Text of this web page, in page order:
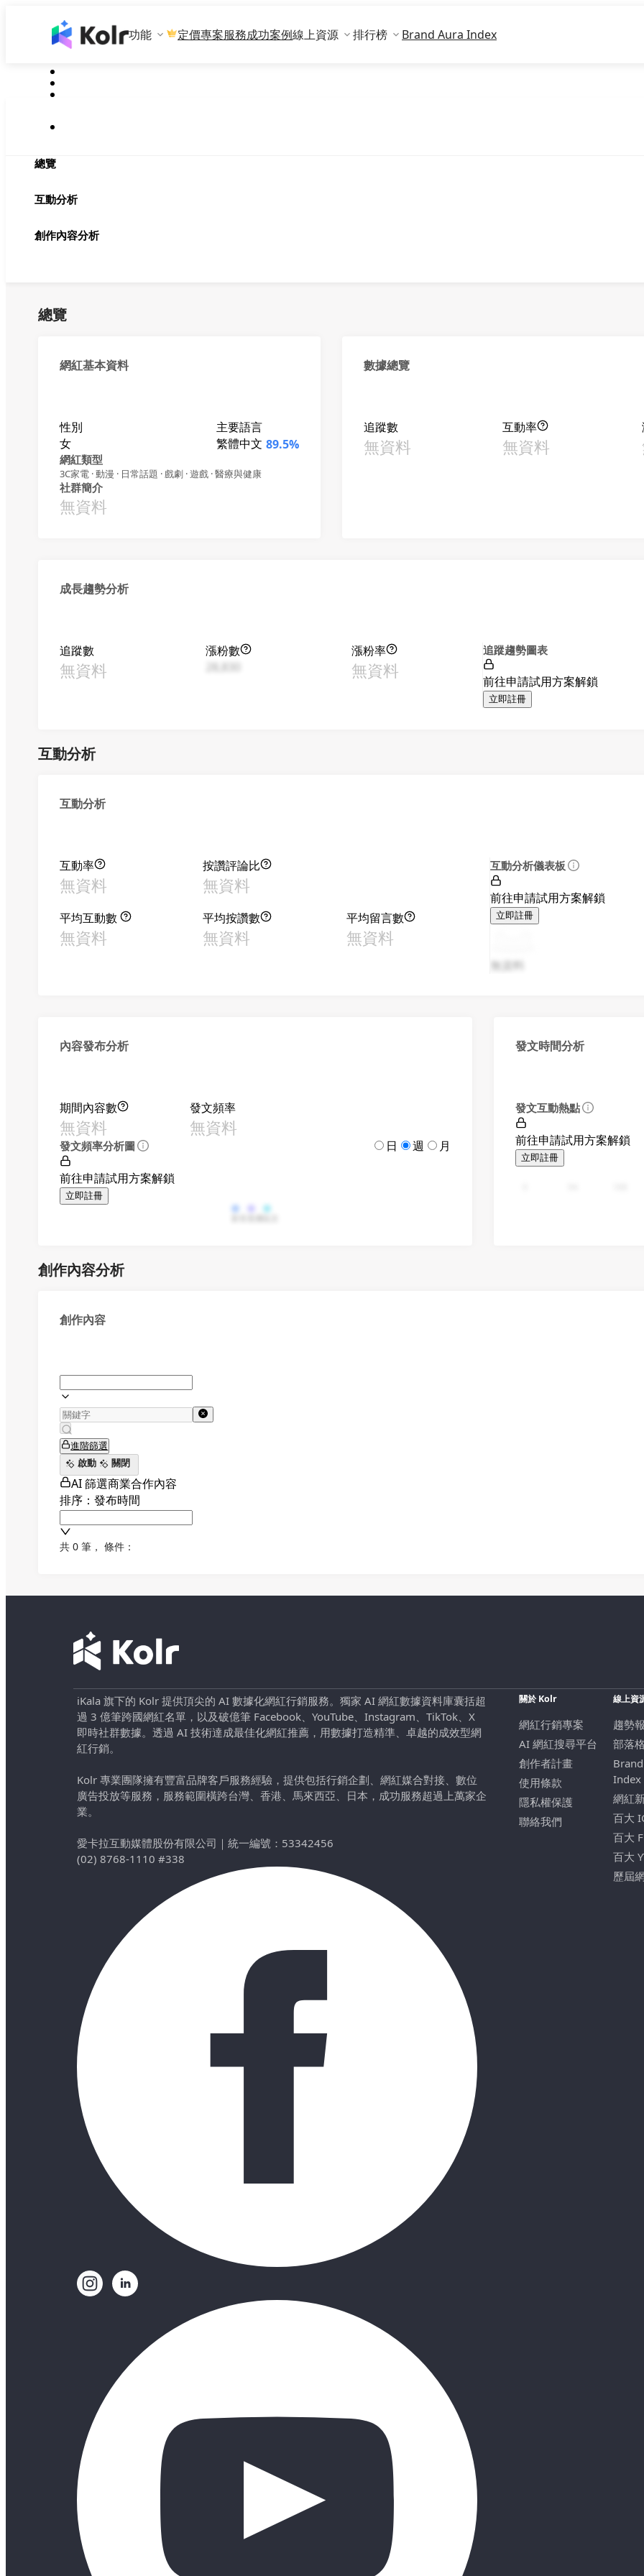
功能 定價專案服務成功案例線上資源 排行榜 Brand Aura Index
總覽
互動分析
創作內容分析
總覽
網紅基本資料
性別
女
主要語言
繁體中文 89.5%
網紅類型
3C家電 · 動漫 · 日常話題 · 戲劇 · 遊戲 · 醫療與健康
社群簡介
無資料
數據總覽
追蹤數
無資料
互動率
無資料
成長趨勢分析
追蹤數
無資料
漲粉數
漲粉率
無資料
追蹤趨勢圖表
前往申請試用方案解鎖
立即註冊
互動分析
互動分析
互動率
無資料
按讚評論比
無資料
平均互動數
無資料
平均按讚數
無資料
平均留言數
無資料
互動分析儀表板
前往申請試用方案解鎖
立即註冊
無資料
內容發布分析
期間內容數
無資料
發文頻率
無資料
發文頻率分析圖 日 週 月
前往申請試用方案解鎖
立即註冊
發文時間分析
發文互動熱點
前往申請試用方案解鎖
立即註冊
創作內容分析
創作內容
進階篩選
啟動
關閉
AI 篩選商業合作內容
排序：發布時間
共 0 筆 ， 條件：
iKala 旗下的 Kolr 提供頂尖的 AI 數據化網紅行銷服務。獨家 AI 網紅數據資料庫囊括超
過 3 億筆跨國網紅名單，以及破億筆 Facebook、YouTube、Instagram、TikTok、X
即時社群數據。透過 AI 技術達成最佳化網紅推薦，用數據打造精準、卓越的成效型網
紅行銷。
Kolr 專業團隊擁有豐富品牌客戶服務經驗，提供包括行銷企劃、網紅媒合對接、數位
廣告投放等服務，服務範圍橫跨台灣、香港、馬來西亞、日本，成功服務超過上萬家企
業。
愛卡拉互動媒體股份有限公司 ｜ 統一編號：53342456
(02) 8768-1110 #338
關於 Kolr
網紅行銷專案
AI 網紅搜尋平台
創作者計畫
使用條款
隱私權保護
聯絡我們
線上資
趨勢
部落格
Index
網紅
百大
百大
百大
歷屆